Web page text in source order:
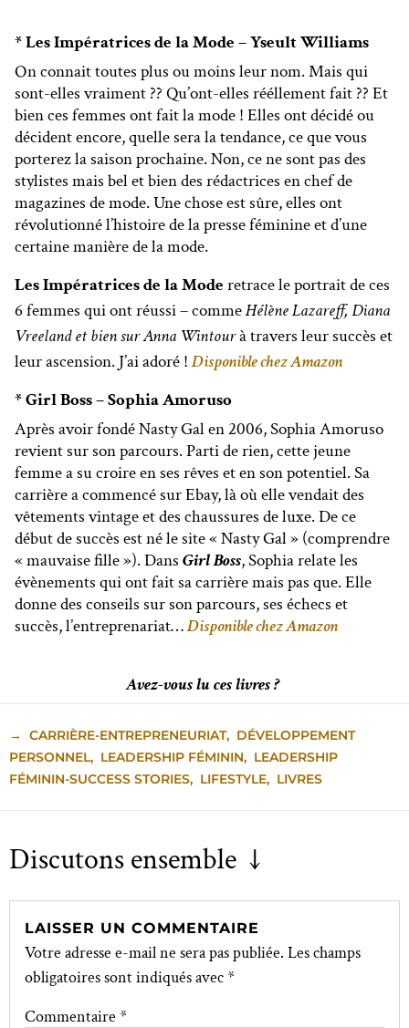
* Les Impératrices de la Mode – Yseult Williams
On connait toutes plus ou moins leur nom. Mais qui
sont-elles vraiment ?? Qu’ont-elles rééllement fait ?? Et
bien ces femmes ont fait la mode ! Elles ont décidé ou
décident encore, quelle sera la tendance, ce que vous
porterez la saison prochaine. Non, ce ne sont pas des
stylistes mais bel et bien des rédactrices en chef de
magazines de mode. Une chose est sûre, elles ont
révolutionné l’histoire de la presse féminine et d’une
certaine manière de la mode.
Les Impératrices de la Mode retrace le portrait de ces
6 femmes qui ont réussi – commeHélène Lazareff, Diana
Vreeland et bien sur Anna Wintourà travers leur succès et
leur ascension. J’ai adoré !Disponible chez Amazon
* Girl Boss – Sophia Amoruso
Après avoir fondé Nasty Gal en 2006, Sophia Amoruso
revient sur son parcours. Parti de rien, cette jeune
femme a su croire en ses rêves et en son potentiel. Sa
carrière a commencé sur Ebay, là où elle vendait des
vêtements vintage et des chaussures de luxe. De ce
début de succès est né le site « Nasty Gal » (comprendre
« mauvaise fille »). Dans Girl Boss, Sophia relate les
évènements qui ont fait sa carrière mais pas que. Elle
donne des conseils sur son parcours, ses échecs et
succès, l’entreprenariat…Disponible chez Amazon
Avez-vous lu ces livres ?
→ CARRIÈRE-ENTREPRENEURIAT, DÉVELOPPEMENT
PERSONNEL, LEADERSHIP FÉMININ, LEADERSHIP
FÉMININ-SUCCESS STORIES, LIFESTYLE, LIVRES
Discutons ensemble ↓
LAISSER UN COMMENTAIRE
Votre adresse e-mail ne sera pas publiée. Les champs
obligatoires sont indiqués avec*
Commentaire *